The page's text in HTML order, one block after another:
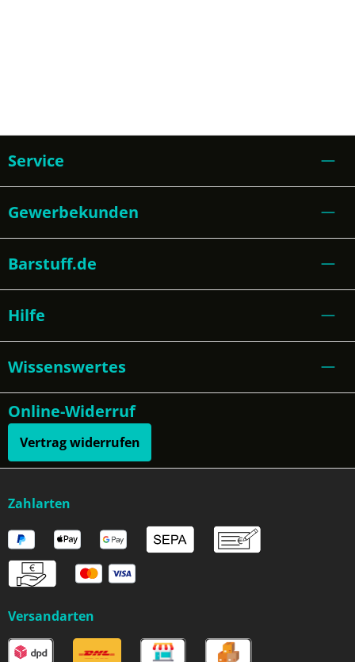
Service
Gewerbekunden
Barstuff.de
Hilfe
Wissenswertes
Online-Widerruf
Vertrag widerrufen
Zahlarten
Versandarten